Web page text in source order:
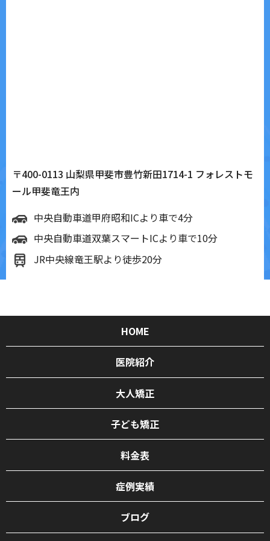
〒400-0113 山梨県甲斐市豊竹新田1714-1 フォレストモ
ール甲斐竜王内
中央自動車道甲府昭和ICより車で4分
中央自動車道双葉スマートICより車で10分
JR中央線竜王駅より徒歩20分
HOME
医院紹介
大人矯正
子ども矯正
料金表
症例実績
ブログ